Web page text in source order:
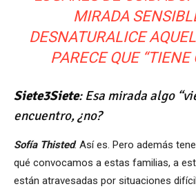
MIRADA
DESNATURALICE
PARECE QUE “TIENE
Siete3Siete: Esa mirada algo
encuentro, ¿no?
Sofía Thisted: Así es. Pero además
qué convocamos a estas familias, a
están atravesadas por situaciones